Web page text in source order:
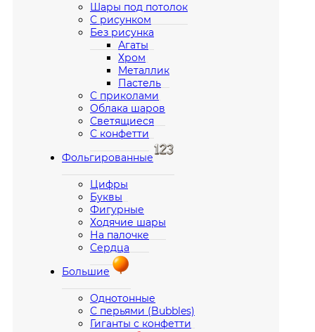
Шары под потолок
С рисунком
Без рисунка
Агаты
Хром
Металлик
Пастель
С приколами
Облака шаров
Светящиеся
С конфетти
Фольгированные
Цифры
Буквы
Фигурные
Ходячие шары
На палочке
Сердца
Большие
Однотонные
С перьями (Bubbles)
Гиганты с конфетти